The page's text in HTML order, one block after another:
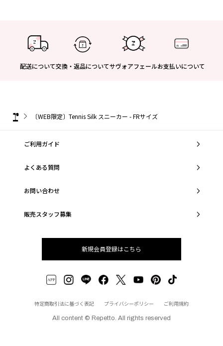
配送について交換・返品についてサヴォアフェールお支払いについて
〔WEB限定〕Tennis Silk スニーカー - FRサイズ
ご利用ガイド
よくある質問
お問い合わせ
販売スタッフ募集
新規会員登録はこちら
特定商取引法に基づく表記 プライバシーポリシー ご利用規約
All content © Repetto. All rights reserved